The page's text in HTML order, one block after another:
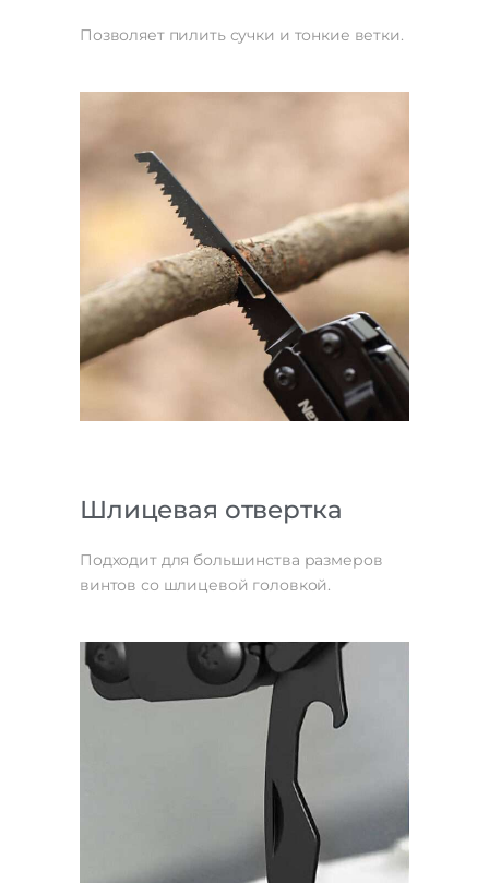
Позволяет пилить сучки и тонкие ветки.
Шлицевая отвертка
Подходит для большинства размеров
винтов со шлицевой головкой.